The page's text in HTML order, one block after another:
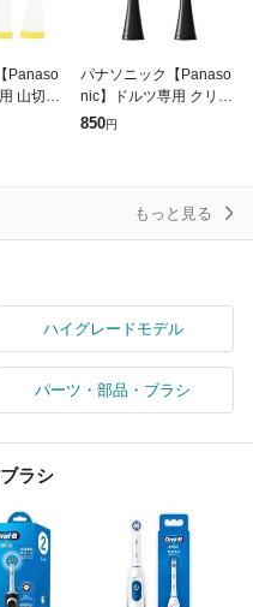
Panaso
山切り
えブ
パナソニック【Panaso
nic】ドルツ専用 クリー
ン&ホワイトブラシ 替
850円
もっと見る
ハイグレードモデル
パーツ・部品・ブラシ
ラシ